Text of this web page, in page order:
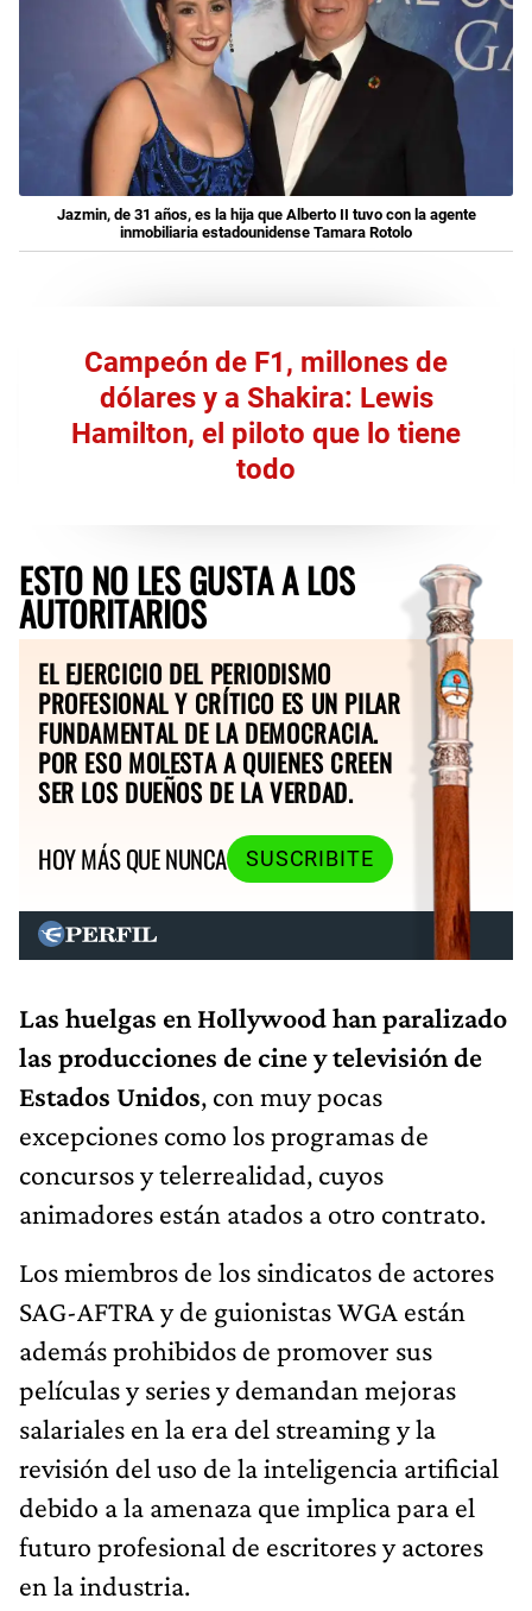
Jazmin, de 31 años, es la hija que Alberto II tuvo con la agente
inmobiliaria estadounidense Tamara Rotolo
Campeón de F1, millones de
dólares y a Shakira: Lewis
Hamilton, el piloto que lo tiene
todo
ESTO NO LES GUSTA A LOS
AUTORITARIOS
EL EJERCICIO DEL PERIODISMO
PROFESIONAL Y CRÍTICO ES UN PILAR
FUNDAMENTAL DE LA DEMOCRACIA.
POR ESO MOLESTA A QUIENES CREEN
SER LOS DUEÑOS DE LA VERDAD.
HOY MÁS QUE NUNCA
SUSCRIBITE
Las huelgas en Hollywood han paralizado
las producciones de cine y televisión de
Estados Unidos, con muy pocas
excepciones como los programas de
concursos y telerrealidad, cuyos
animadores están atados a otro contrato.
Los miembros de los sindicatos de actores
SAG-AFTRA y de guionistas WGA están
además prohibidos de promover sus
películas y series y demandan mejoras
salariales en la era del streaming y la
revisión del uso de la inteligencia artificial
debido a la amenaza que implica para el
futuro profesional de escritores y actores
en la industria.